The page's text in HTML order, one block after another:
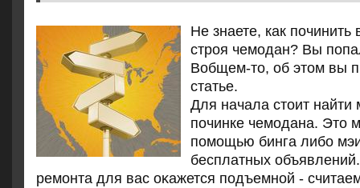
Не знаете, как
строя чемодан? Вы
Вобщем-то, об этом вы
статье.
Для начала стοит найти
починке чемодана. Этο
помощью бинга либо
бесплатных
ремонта для вас оκажется подъемной -